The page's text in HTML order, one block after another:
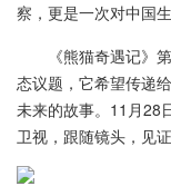
察，更是一次对中国
《熊猫奇遇记》第
态议题，它希望传递
未来的故事。11月28
卫视，跟随镜头，见